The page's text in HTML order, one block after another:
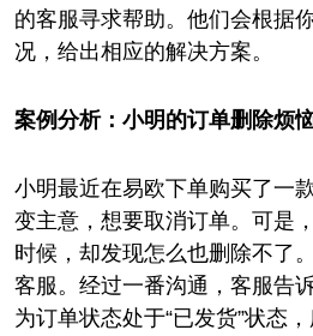
的客服寻求帮助。他们会根据
况，给出相应的解决方案。
案例分析：小明的订单删除烦
小明最近在易欧下单购买了一
变主意，想要取消订单。可是
时候，却发现怎么也删除不了
客服。经过一番沟通，客服告
为订单状态处于“已发货”状态